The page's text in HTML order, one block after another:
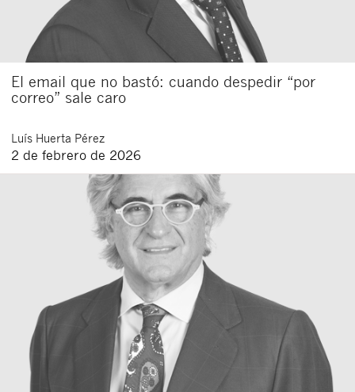
El email que no bastó: cuando despedir “por
correo” sale caro
Luís Huerta Pérez
2 de febrero de 2026